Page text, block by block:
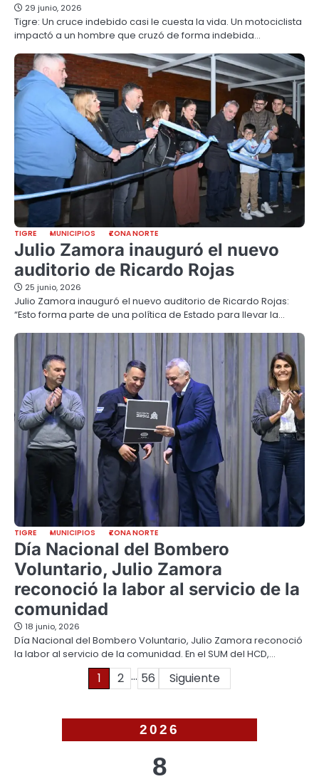
29 junio, 2026
Tigre: Un cruce indebido casi le cuesta la vida. Un motociclista
impactó a un hombre que cruzó de forma indebida…
TIGRE MUNICIPIOS ZONA NORTE
Julio Zamora inauguró el nuevo
auditorio de Ricardo Rojas
25 junio, 2026
Julio Zamora inauguró el nuevo auditorio de Ricardo Rojas:
“Esto forma parte de una política de Estado para llevar la…
TIGRE MUNICIPIOS ZONA NORTE
Día Nacional del Bombero
Voluntario, Julio Zamora
reconoció la labor al servicio de la
comunidad
18 junio, 2026
Día Nacional del Bombero Voluntario, Julio Zamora reconoció
la labor al servicio de la comunidad. En el SUM del HCD,…
Paginación1 2 … 56 Siguiente
2026
8